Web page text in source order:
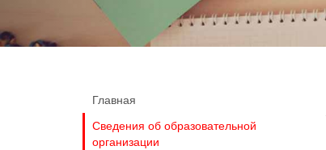
Главная
Сведения об образовательной
организации